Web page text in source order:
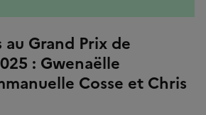
au Grand Prix de
: Gwenaëlle
Cosse et Chris